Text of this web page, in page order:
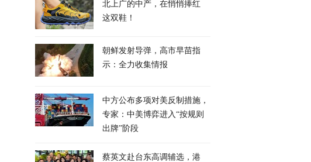
北上广的中产，在悄悄捧红
这双鞋！
朝鲜发射导弹，高市早苗指
示：全力收集情报
中方公布多项对美反制措施，
专家：中美博弈进入“按规则
出牌”阶段
蔡英文赴台东高调辅选，港